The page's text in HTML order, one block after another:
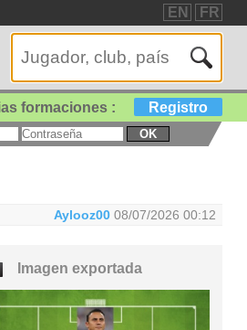
EN FR
formaciones : Registro
OK
Aylooz00 08/07/2026 00:12
Imagen exportada